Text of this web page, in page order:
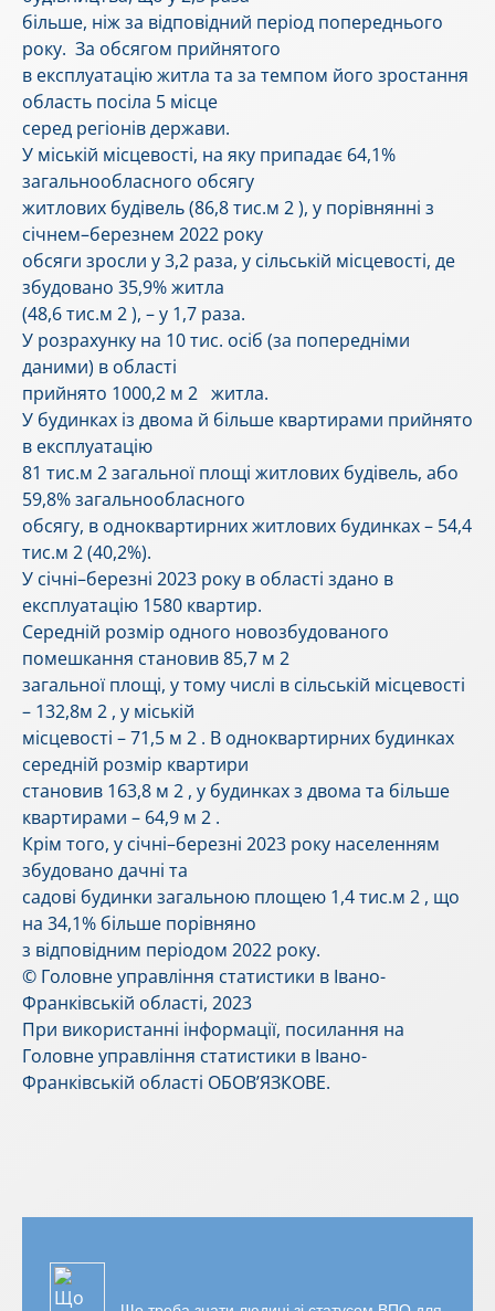
більше, ніж за відповідний період попереднього
року. За обсягом прийнятого
в експлуатацію житла та за темпом його зростання
область посіла 5 місце
серед регіонів держави.
У міській місцевості, на яку припадає 64,1%
загальнообласного обсягу
житлових будівель (86,8 тис.м 2 ), у порівнянні з
січнем–березнем 2022 року
обсяги зросли у 3,2 раза, у сільській місцевості, де
збудовано 35,9% житла
(48,6 тис.м 2 ), – у 1,7 раза.
У розрахунку на 10 тис. осіб (за попередніми
даними) в області
прийнято 1000,2 м 2 житла.
У будинках із двома й більше квартирами прийнято
в експлуатацію
81 тис.м 2 загальної площі житлових будівель, або
59,8% загальнообласного
обсягу, в одноквартирних житлових будинках – 54,4
тис.м 2 (40,2%).
У січні–березні 2023 року в області здано в
експлуатацію 1580 квартир.
Середній розмір одного новозбудованого
помешкання становив 85,7 м 2
загальної площі, у тому числі в сільській місцевості
– 132,8м 2 , у міській
місцевості – 71,5 м 2 . В одноквартирних будинках
середній розмір квартири
становив 163,8 м 2 , у будинках з двома та більше
квартирами – 64,9 м 2 .
Крім того, у січні–березні 2023 року населенням
збудовано дачні та
садові будинки загальною площею 1,4 тис.м 2 , що
на 34,1% більше порівняно
з відповідним періодом 2022 року.
© Головне управління статистики в Івано-
Франківській області, 2023
При використанні інформації, посилання на
Головне управління статистики в Івано-
Франківській області ОБОВ’ЯЗКОВЕ.